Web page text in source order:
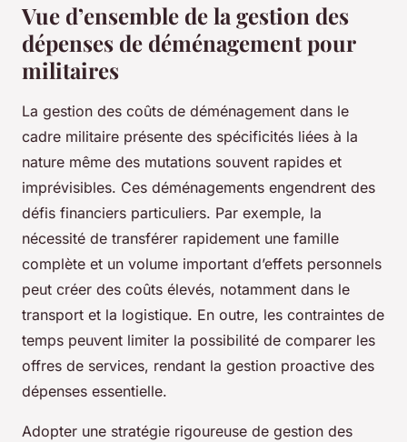
Vue d’ensemble de la gestion des
dépenses de déménagement pour
militaires
La gestion des coûts de déménagement dans le
cadre militaire présente des spécificités liées à la
nature même des mutations souvent rapides et
imprévisibles. Ces déménagements engendrent des
défis financiers particuliers. Par exemple, la
nécessité de transférer rapidement une famille
complète et un volume important d’effets personnels
peut créer des coûts élevés, notamment dans le
transport et la logistique. En outre, les contraintes de
temps peuvent limiter la possibilité de comparer les
offres de services, rendant la gestion proactive des
dépenses essentielle.
Adopter une stratégie rigoureuse de gestion des